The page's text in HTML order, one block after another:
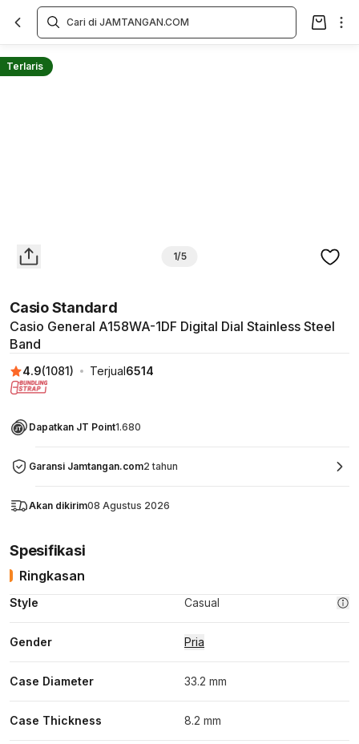
Terlaris
1/5
Casio Standard
Casio General A158WA-1DF Digital Dial Stainless Steel
Band
4.9(1081) Terjual6514
Dapatkan JT Point1.680
Garansi Jamtangan.com2 tahun
Akan dikirim08 Agustus 2026
Overview
Spesifikasi
Ringkasan
Style Casual
Gender Pria
Case Diameter 33.2 mm
Case Thickness 8.2 mm